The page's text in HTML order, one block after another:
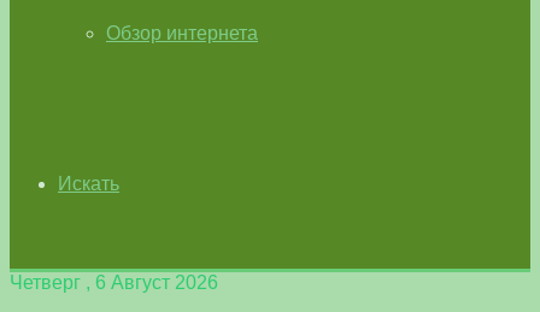
Обзор интернета
Искать
Четверг , 6 Август 2026